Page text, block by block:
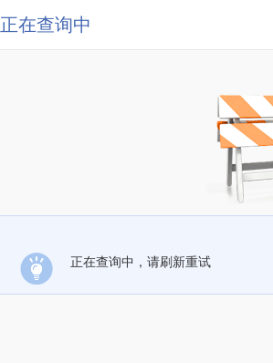
正在查询中
正在查询中，请刷新重试